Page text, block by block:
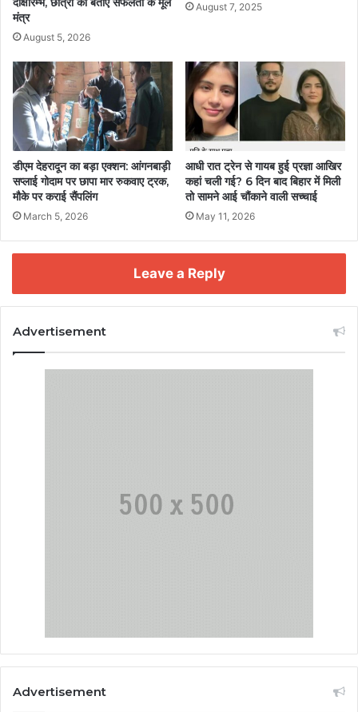
मंत्र
August 5, 2026
August 7, 2025
डीएम देहरादून का बड़ा एक्शन: आंगनबाड़ी
सप्लाई गोदाम पर छापा मार रुकवाए ट्रक,
मौके पर कराई सैंपलिंग
March 5, 2026
आधी रात ट्रेन से गायब हुई प्रज्ञा आखिर
कहां चली गई? 6 दिन बाद बिहार में मिली
तो सामने आई चौंकाने वाली सच्चाई
May 11, 2026
Leave a Reply
Advertisement
Advertisement